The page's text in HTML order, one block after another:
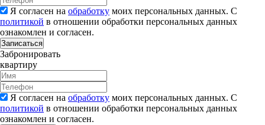
Я согласен на обработку моих персональных данных. С
политикой в отношении обработки персональных данных
ознакомлен и согласен.
Записаться
Забронировать
квартиру
Я согласен на обработку моих персональных данных. С
политикой в отношении обработки персональных данных
ознакомлен и согласен.